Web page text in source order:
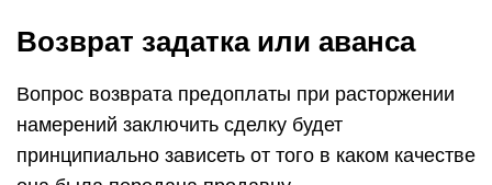
Возврат задатка или аванса
Вопрос возврата предоплаты при расторжении
намерений заключить сделку будет
принципиально зависеть от того в каком качестве